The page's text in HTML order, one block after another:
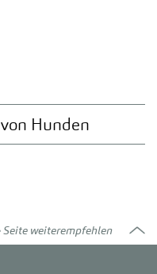
Hunden
Seite weiterempfehlen